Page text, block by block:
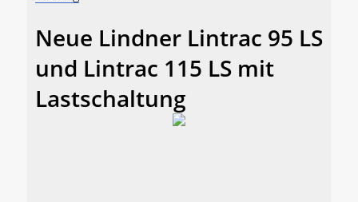
Neue Lindner Lintrac 95 LS
und Lintrac 115 LS mit
Lastschaltung